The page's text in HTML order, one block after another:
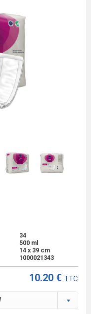
34
500 ml
14 x 39 cm
1000021343
10.20 € TTC